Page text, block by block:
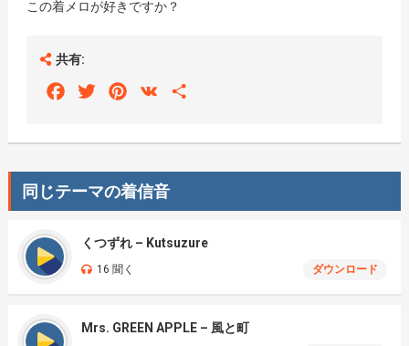
この着メロが好きですか？
共有:
FacebookTwitterPinterest
VK
同じテーマの着信音
くつずれ – Kutsuzure
16 聞く ダウンロード
Mrs. GREEN APPLE – 風と町